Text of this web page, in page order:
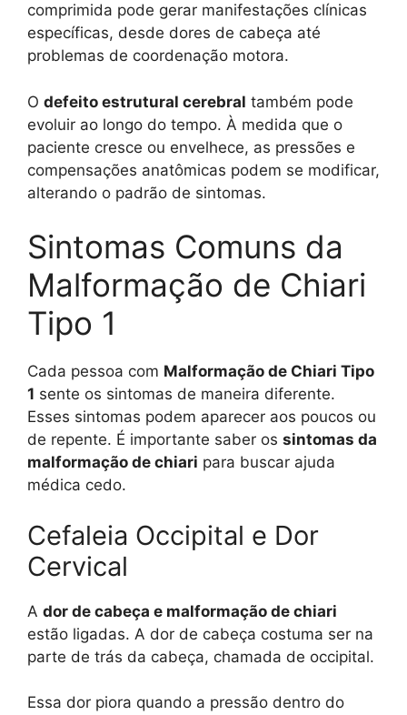
comprimida pode gerar manifestações clínicas
específicas, desde dores de cabeça até
problemas de coordenação motora.
O defeito estrutural cerebral também pode
evoluir ao longo do tempo. À medida que o
paciente cresce ou envelhece, as pressões e
compensações anatômicas podem se modificar,
alterando o padrão de sintomas.
Sintomas Comuns da
Malformação de Chiari
Tipo 1
Cada pessoa com Malformação de Chiari Tipo
1 sente os sintomas de maneira diferente.
Esses sintomas podem aparecer aos poucos ou
de repente. É importante saber os sintomas da
malformação de chiari para buscar ajuda
médica cedo.
Cefaleia Occipital e Dor
Cervical
A dor de cabeça e malformação de chiari
estão ligadas. A dor de cabeça costuma ser na
parte de trás da cabeça, chamada de occipital.
Essa dor piora quando a pressão dentro do